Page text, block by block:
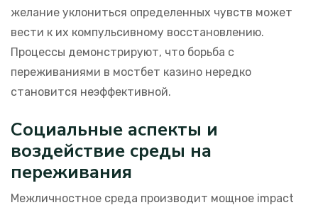
желание уклониться определенных чувств может
вести к их компульсивному восстановлению.
Процессы демонстрируют, что борьба с
переживаниями в мостбет казино нередко
становится неэффективной.
Социальные аспекты и
воздействие среды на
переживания
Межличностное среда производит мощное impact